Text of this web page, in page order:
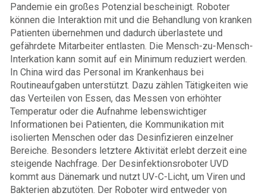
Pandemie ein großes Potenzial bescheinigt. Roboter
können die Interaktion mit und die Behandlung von kranken
Patienten übernehmen und dadurch überlastete und
gefährdete Mitarbeiter entlasten. Die Mensch-zu-Mensch-
Interkation kann somit auf ein Minimum reduziert werden.
In China wird das Personal im Krankenhaus bei
Routineaufgaben unterstützt. Dazu zählen Tätigkeiten wie
das Verteilen von Essen, das Messen von erhöhter
Temperatur oder die Aufnahme lebenswichtiger
Informationen bei Patienten, die Kommunikation mit
isolierten Menschen oder das Desinfizieren einzelner
Bereiche. Besonders letztere Aktivität erlebt derzeit eine
steigende Nachfrage. Der Desinfektionsroboter UVD
kommt aus Dänemark und nutzt UV-C-Licht, um Viren und
Bakterien abzutöten. Der Roboter wird entweder von